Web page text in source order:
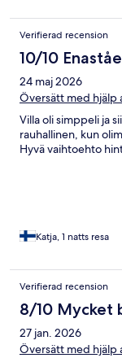
Verifierad recension
10/10
24 maj 2026
Översätt med hjälp
Villa oli simppeli ja
rauhallinen, kun
Hyvä vaihtoehto
Katja, 1 natts resa
Verifierad recension
8/10 Mycket
27 jan. 2026
Översätt med hjälp